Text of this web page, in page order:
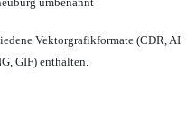
Vektorgrafikformate (CDR, AI
GIF) enthalten.